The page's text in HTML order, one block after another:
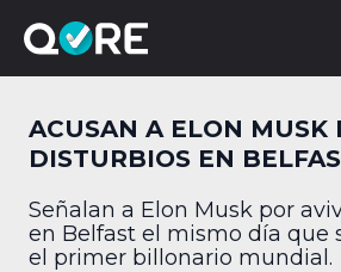
ACUSAN A ELON MUSK
DISTURBIOS EN
Señalan a Elon Musk por
en Belfast el mismo día que
el primer billonario mundial.